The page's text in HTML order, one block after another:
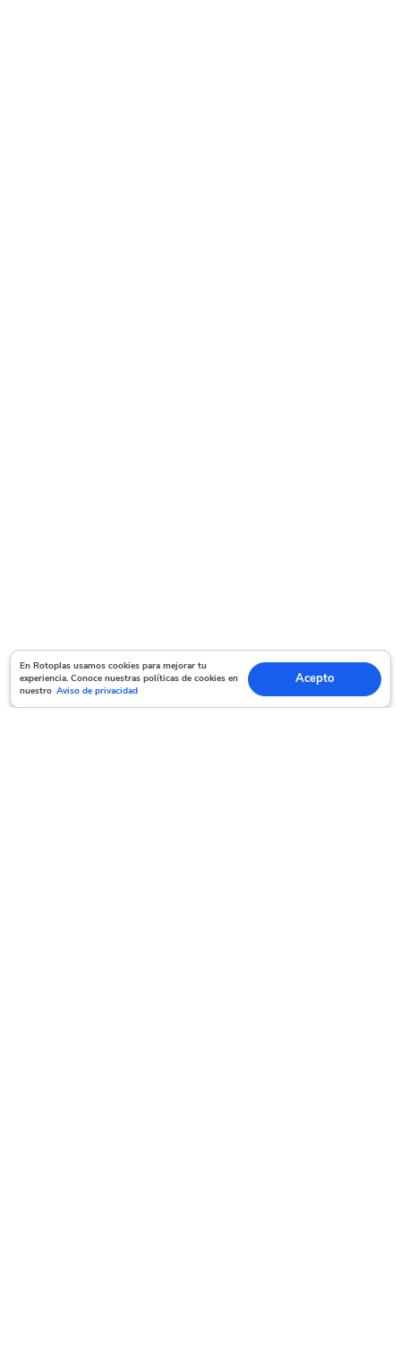
En Rotoplas usamos cookies para mejorar tu experiencia. Conoce nuestras políticas
de cookies en nuestro Aviso de privacidad Acepto
En Rotoplas usamos cookies para mejorar tu
experiencia. Conoce nuestras políticas de cookies en
nuestro Aviso de privacidad
Acepto